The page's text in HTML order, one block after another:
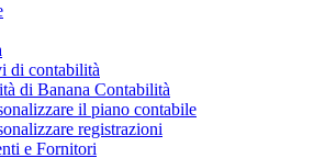
di contabilità
di Banana Contabilità
il piano contabile
registrazioni
e Fornitori